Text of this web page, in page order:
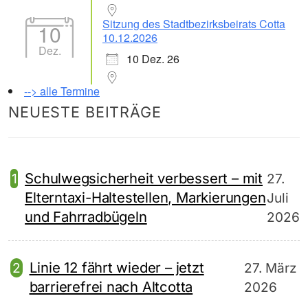
10
Dez.
Sitzung des Stadtbezirksbeirats Cotta
10.12.2026
10 Dez. 26
--> alle Termine
NEUESTE BEITRÄGE
Schulwegsicherheit verbessert – mit
Elterntaxi-Haltestellen, Markierungen
und Fahrradbügeln
27.
Juli
2026
Linie 12 fährt wieder – jetzt
barrierefrei nach Altcotta
27. März
2026